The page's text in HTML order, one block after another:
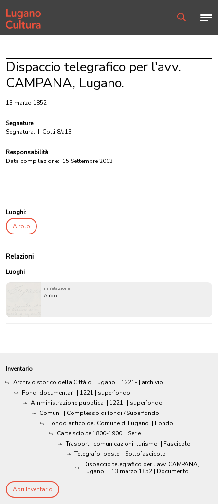
Home page
Dispaccio telegrafico per l'avv.
CAMPANA, Lugano.
13 marzo 1852
Segnature
Segnatura: II Cotti 8/a13
Responsabilità
Data compilazione: 15 Settembre 2003
Luoghi:
Airolo
Relazioni
Luoghi
in relazione
Airolo
Inventario
Archivio storico della Città di Lugano | 1221- | archivio
Fondi documentari | 1221 | superfondo
Amministrazione pubblica | 1221- | superfondo
Comuni | Complesso di fondi / Superfondo
Fondo antico del Comune di Lugano | Fondo
Carte sciolte 1800-1900 | Serie
Trasporti, comunicazioni, turismo | Fascicolo
Telegrafo, poste | Sottofascicolo
Dispaccio telegrafico per l'avv. CAMPANA,
Lugano. | 13 marzo 1852 | Documento
Apri Inventario